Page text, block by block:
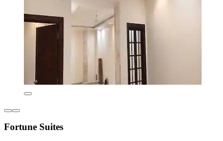
Fortune Suites